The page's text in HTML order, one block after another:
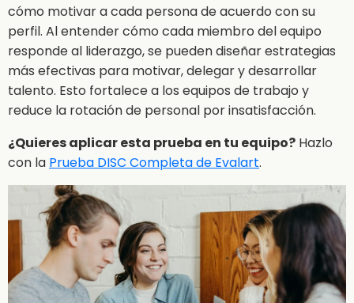
cómo motivar a cada persona de acuerdo con su
perfil. Al entender cómo cada miembro del equipo
responde al liderazgo, se pueden diseñar estrategias
más efectivas para motivar, delegar y desarrollar
talento. Esto fortalece a los equipos de trabajo y
reduce la rotación de personal por insatisfacción.
¿Quieres aplicar esta prueba en tu equipo? Hazlo
con la Prueba DISC Completa de Evalart.